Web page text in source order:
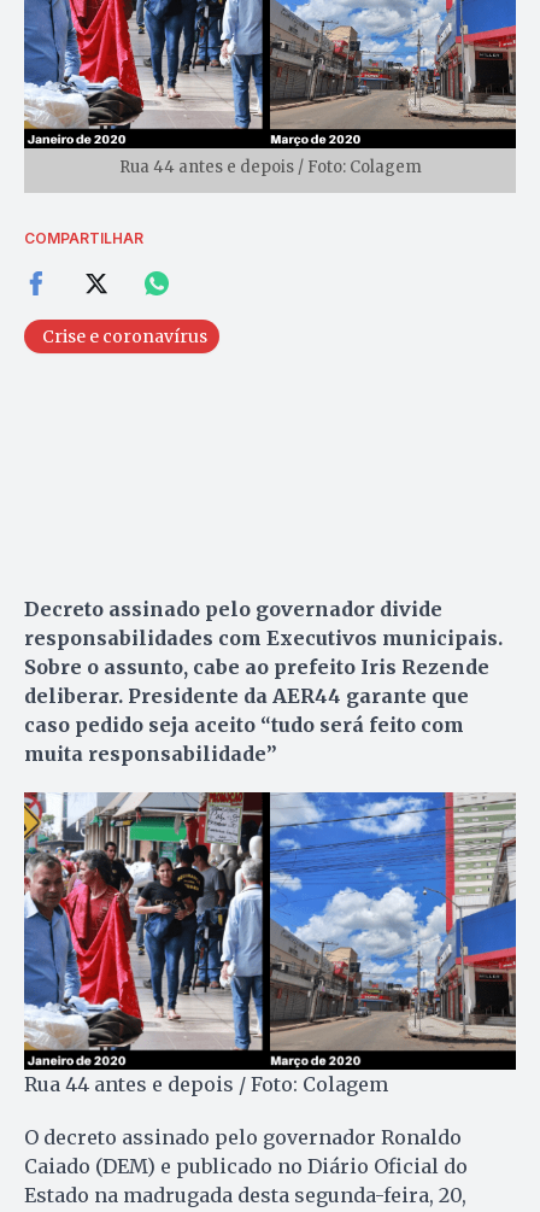
Rua 44 antes e depois / Foto: Colagem
COMPARTILHAR
Crise e coronavírus
Decreto assinado pelo governador divide
responsabilidades com Executivos municipais.
Sobre o assunto, cabe ao prefeito Iris Rezende
deliberar. Presidente da AER44 garante que
caso pedido seja aceito “tudo será feito com
muita responsabilidade”
Rua 44 antes e depois / Foto: Colagem
O decreto assinado pelo governador Ronaldo
Caiado (DEM) e publicado no Diário Oficial do
Estado na madrugada desta segunda-feira, 20,